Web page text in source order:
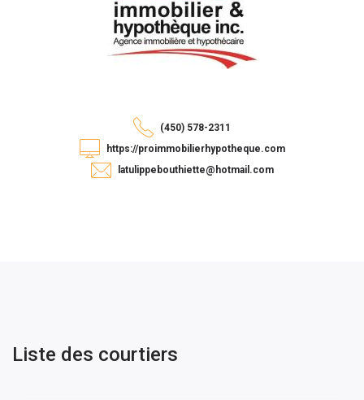
(450) 578-2311
https://proimmobilierhypotheque.com
latulippebouthiette@hotmail.com
Liste des courtiers